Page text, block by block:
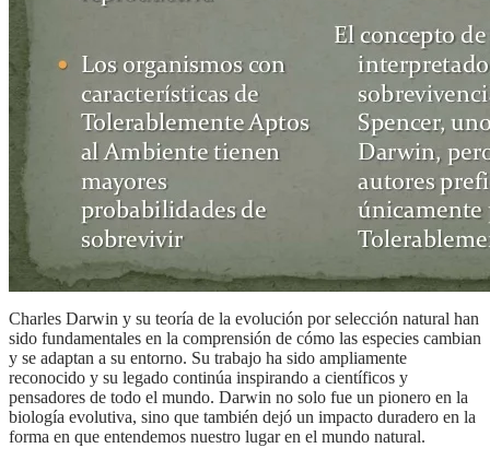
Charles Darwin y su teoría de la evolución por selección natural han
sido fundamentales en la comprensión de cómo las especies cambian
y se adaptan a su entorno. Su trabajo ha sido ampliamente
reconocido y su legado continúa inspirando a científicos y
pensadores de todo el mundo. Darwin no solo fue un pionero en la
biología evolutiva, sino que también dejó un impacto duradero en la
forma en que entendemos nuestro lugar en el mundo natural.